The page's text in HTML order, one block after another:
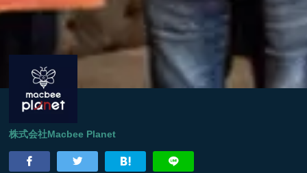
株式会社Macbee Planet